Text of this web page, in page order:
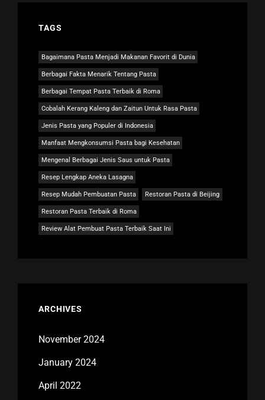
TAGS
Bagaimana Pasta Menjadi Makanan Favorit di Dunia
Berbagai Fakta Menarik Tentang Pasta
Berbagai Tempat Pasta Terbaik di Roma
Cobalah Kerang Kaleng dan Zaitun Untuk Rasa Pasta
Jenis Pasta yang Populer di Indonesia
Manfaat Mengkonsumsi Pasta bagi Kesehatan
Mengenal Berbagai Jenis Saus untuk Pasta
Resep Lengkap Aneka Lasagna
Resep Mudah Pembuatan Pasta Restoran Pasta di Beijing
Restoran Pasta Terbaik di Roma
Review Alat Pembuat Pasta Terbaik Saat Ini
ARCHIVES
November 2024
January 2024
April 2022